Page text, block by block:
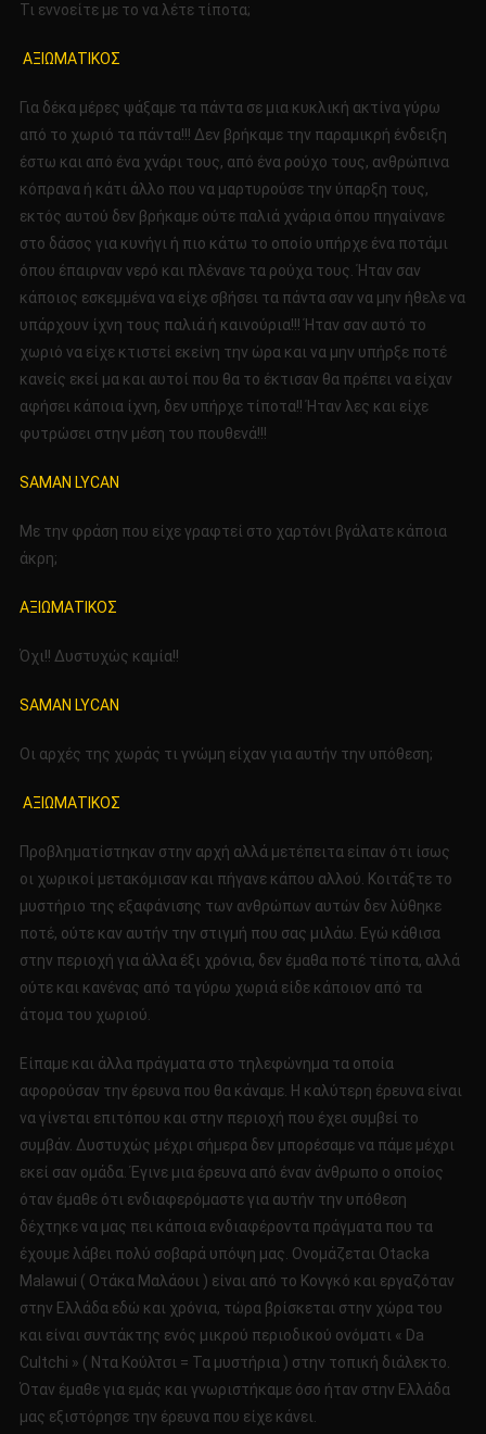
Τι εννοείτε με το να λέτε τίποτα;
ΑΞΙΩΜΑΤΙΚΟΣ
Για δέκα μέρες ψάξαμε τα πάντα σε μια κυκλική ακτίνα γύρω
από το χωριό τα πάντα!!! Δεν βρήκαμε την παραμικρή ένδειξη
έστω και από ένα χνάρι τους, από ένα ρούχο τους, ανθρώπινα
κόπρανα ή κάτι άλλο που να μαρτυρούσε την ύπαρξη τους,
εκτός αυτού δεν βρήκαμε ούτε παλιά χνάρια όπου πηγαίνανε
στο δάσος για κυνήγι ή πιο κάτω το οποίο υπήρχε ένα ποτάμι
όπου έπαιρναν νερό και πλένανε τα ρούχα τους. Ήταν σαν
κάποιος εσκεμμένα να είχε σβήσει τα πάντα σαν να μην ήθελε να
υπάρχουν ίχνη τους παλιά ή καινούρια!!! Ήταν σαν αυτό το
χωριό να είχε κτιστεί εκείνη την ώρα και να μην υπήρξε ποτέ
κανείς εκεί μα και αυτοί που θα το έκτισαν θα πρέπει να είχαν
αφήσει κάποια ίχνη, δεν υπήρχε τίποτα!! Ήταν λες και είχε
φυτρώσει στην μέση του πουθενά!!!
SAMAN LYCAN
Με την φράση που είχε γραφτεί στο χαρτόνι βγάλατε κάποια
άκρη;
ΑΞΙΩΜΑΤΙΚΟΣ
Όχι!! Δυστυχώς καμία!!
SAMAN LYCAN
Οι αρχές της χωράς τι γνώμη είχαν για αυτήν την υπόθεση;
ΑΞΙΩΜΑΤΙΚΟΣ
Προβληματίστηκαν στην αρχή αλλά μετέπειτα είπαν ότι ίσως
οι χωρικοί μετακόμισαν και πήγανε κάπου αλλού. Κοιτάξτε το
μυστήριο της εξαφάνισης των ανθρώπων αυτών δεν λύθηκε
ποτέ, ούτε καν αυτήν την στιγμή που σας μιλάω. Εγώ κάθισα
στην περιοχή για άλλα έξι χρόνια, δεν έμαθα ποτέ τίποτα, αλλά
ούτε και κανένας από τα γύρω χωριά είδε κάποιον από τα
άτομα του χωριού.
Είπαμε και άλλα πράγματα στο τηλεφώνημα τα οποία
αφορούσαν την έρευνα που θα κάναμε. Η καλύτερη έρευνα είναι
να γίνεται επιτόπου και στην περιοχή που έχει συμβεί το
συμβάν. Δυστυχώς μέχρι σήμερα δεν μπορέσαμε να πάμε μέχρι
εκεί σαν ομάδα. Έγινε μια έρευνα από έναν άνθρωπο ο οποίος
όταν έμαθε ότι ενδιαφερόμαστε για αυτήν την υπόθεση
δέχτηκε να μας πει κάποια ενδιαφέροντα πράγματα που τα
έχουμε λάβει πολύ σοβαρά υπόψη μας. Ονομάζεται Οtacka
Malawui ( Oτάκα Μαλάουι ) είναι από το Κονγκό και εργαζόταν
στην Ελλάδα εδώ και χρόνια, τώρα βρίσκεται στην χώρα του
και είναι συντάκτης ενός μικρού περιοδικού ονόματι « Da
Cultchi » ( Ντα Κούλτσι = Τα μυστήρια ) στην τοπική διάλεκτο.
Όταν έμαθε για εμάς και γνωριστήκαμε όσο ήταν στην Ελλάδα
μας εξιστόρησε την έρευνα που είχε κάνει.